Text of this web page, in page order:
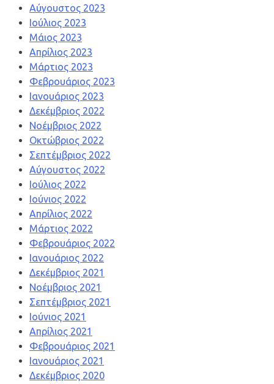
Αύγουστος 2023
Ιούλιος 2023
Μάιος 2023
Απρίλιος 2023
Μάρτιος 2023
Φεβρουάριος 2023
Ιανουάριος 2023
Δεκέμβριος 2022
Νοέμβριος 2022
Οκτώβριος 2022
Σεπτέμβριος 2022
Αύγουστος 2022
Ιούλιος 2022
Ιούνιος 2022
Απρίλιος 2022
Μάρτιος 2022
Φεβρουάριος 2022
Ιανουάριος 2022
Δεκέμβριος 2021
Νοέμβριος 2021
Σεπτέμβριος 2021
Ιούνιος 2021
Απρίλιος 2021
Φεβρουάριος 2021
Ιανουάριος 2021
Δεκέμβριος 2020